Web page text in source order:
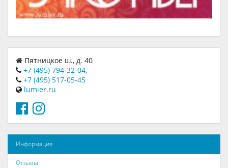
Пятницкое ш., д. 40
+7 (495) 794-32-04,
+7 (495) 517-05-45
lumier.ru
Информация
Отзывы